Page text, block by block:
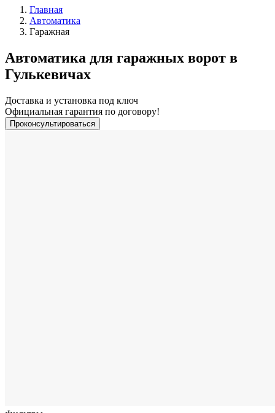
Главная
Автоматика
Гаражная
Автоматика для гаражных ворот в
Гулькевичах
Доставка и установка под ключ
Официальная гарантия по договору!
Проконсультироваться